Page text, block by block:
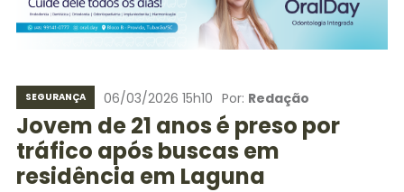
SEGURANÇA 06/03/2026 15h10 Por: Redação
Jovem de 21 anos é preso por
tráfico após buscas em
residência em Laguna